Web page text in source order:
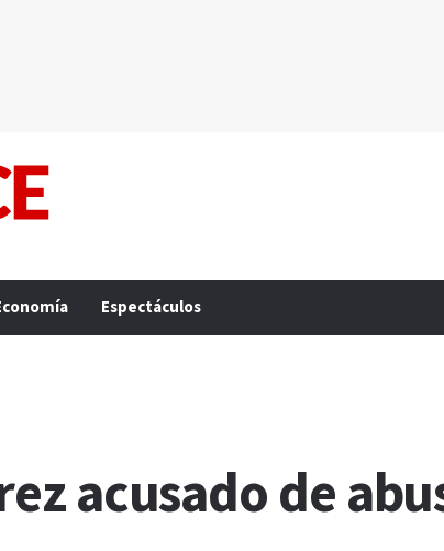
Espectáculos
acusado de